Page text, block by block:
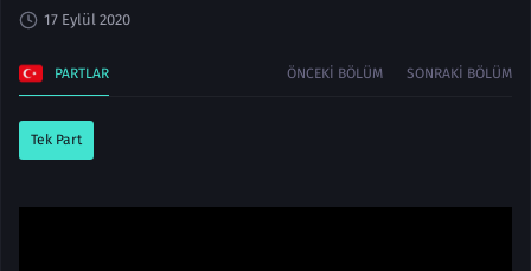
17 Eylül 2020
PARTLAR ÖNCEKI BÖLÜM SONRAKI BÖLÜM
Tek Part